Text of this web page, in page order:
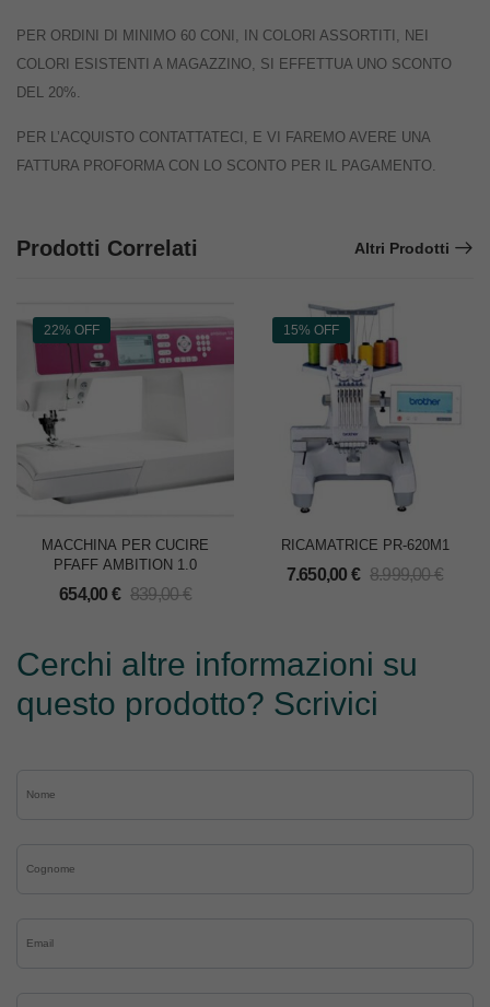
PER ORDINI DI MINIMO 60 CONI, IN COLORI ASSORTITI, NEI
COLORI ESISTENTI A MAGAZZINO, SI EFFETTUA UNO SCONTO
DEL 20%.
PER L’ACQUISTO CONTATTATECI, E VI FAREMO AVERE UNA
FATTURA PROFORMA CON LO SCONTO PER IL PAGAMENTO.
Prodotti Correlati Altri Prodotti
22% OFF
MACCHINA PER CUCIRE
PFAFF AMBITION 1.0
654,00 € 839,00€
15% OFF
RICAMATRICE PR-620M1
7.650,00 € 8.999,00€
Cerchi altre informazioni su
questo prodotto? Scrivici